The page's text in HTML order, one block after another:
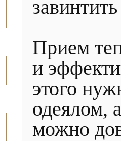
Прием
и
этого
одеялом,
можно